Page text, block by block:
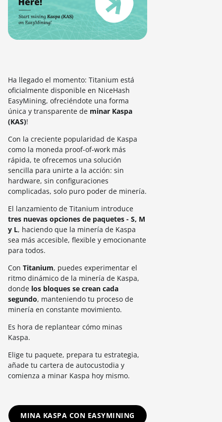
Ha llegado el momento: Titanium está
oficialmente disponible en NiceHash
EasyMining, ofreciéndote una forma
única y transparente de minar Kaspa
(KAS)!
Con la creciente popularidad de Kaspa
como la moneda proof-of-work más
rápida, te ofrecemos una solución
sencilla para unirte a la acción: sin
hardware, sin configuraciones
complicadas, solo puro poder de minería.
El lanzamiento de Titanium introduce
tres nuevas opciones de paquetes - S, M
y L, haciendo que la minería de Kaspa
sea más accesible, flexible y emocionante
para todos.
Con Titanium, puedes experimentar el
ritmo dinámico de la minería de Kaspa,
donde los bloques se crean cada
segundo, manteniendo tu proceso de
minería en constante movimiento.
Es hora de replantear cómo minas
Kaspa.
Elige tu paquete, prepara tu estrategia,
añade tu cartera de autocustodia y
comienza a minar Kaspa hoy mismo.
MINA KASPA CON EASYMINING